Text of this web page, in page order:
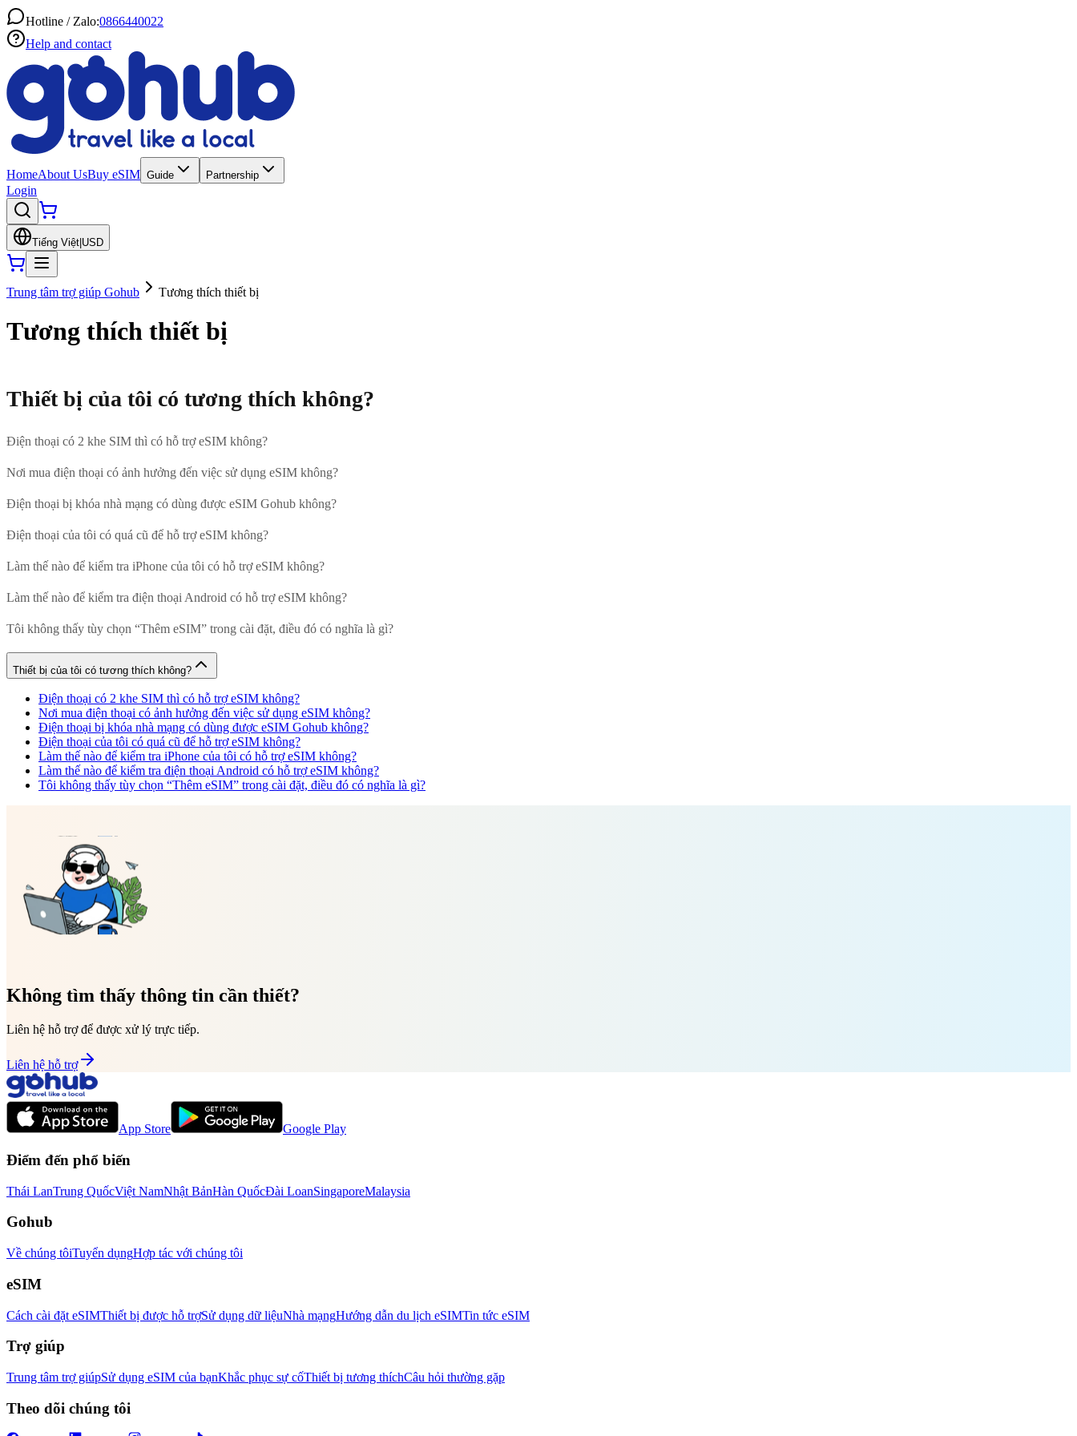
Hotline / Zalo:0866440022
Help and contact
HomeAbout UsBuy eSIM Guide Partnership
Login
Tiếng Việt USD
Trung tâm trợ giúp Gohub Tương thích thiết bị
Tương thích thiết bị
Thiết bị của tôi có tương thích không?
Điện thoại có 2 khe SIM thì có hỗ trợ eSIM không?
Nơi mua điện thoại có ảnh hưởng đến việc sử dụng eSIM không?
Điện thoại bị khóa nhà mạng có dùng được eSIM Gohub không?
Điện thoại của tôi có quá cũ để hỗ trợ eSIM không?
Làm thế nào để kiểm tra iPhone của tôi có hỗ trợ eSIM không?
Làm thế nào để kiểm tra điện thoại Android có hỗ trợ eSIM không?
Tôi không thấy tùy chọn “Thêm eSIM” trong cài đặt, điều đó có nghĩa là gì?
Thiết bị của tôi có tương thích không?
Điện thoại có 2 khe SIM thì có hỗ trợ eSIM không?
Nơi mua điện thoại có ảnh hưởng đến việc sử dụng eSIM không?
Điện thoại bị khóa nhà mạng có dùng được eSIM Gohub không?
Điện thoại của tôi có quá cũ để hỗ trợ eSIM không?
Làm thế nào để kiểm tra iPhone của tôi có hỗ trợ eSIM không?
Làm thế nào để kiểm tra điện thoại Android có hỗ trợ eSIM không?
Tôi không thấy tùy chọn “Thêm eSIM” trong cài đặt, điều đó có nghĩa là gì?
Không tìm thấy thông tin cần thiết?
Liên hệ hỗ trợ để được xử lý trực tiếp.
Liên hệ hỗ trợ
App Store Google Play
Điểm đến phổ biến
Thái LanTrung QuốcViệt NamNhật BảnHàn QuốcĐài LoanSingaporeMalaysia
Gohub
Về chúng tôiTuyển dụngHợp tác với chúng tôi
eSIM
Cách cài đặt eSIMThiết bị được hỗ trợSử dụng dữ liệuNhà mạngHướng dẫn du lịch eSIMTin tức eSIM
Trợ giúp
Trung tâm trợ giúpSử dụng eSIM của bạnKhắc phục sự cốThiết bị tương thíchCâu hỏi thường gặp
Theo dõi chúng tôi